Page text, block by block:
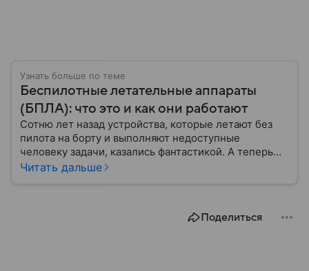
Узнать больше по теме
Беспилотные летательные аппараты
(БПЛА): что это и как они работают
Сотню лет назад устройства, которые летают без
пилота на борту и выполняют недоступные
человеку задачи, казались фантастикой. А теперь
они стали реальностью: собрали главное о
Читать дальше
Поделиться